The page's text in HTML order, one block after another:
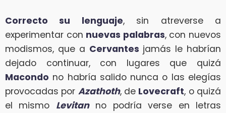
Correcto su lenguaje, sin atreverse a
experimentar con nuevas palabras, con nuevos
modismos, que a Cervantes jamás le habrían
dejado continuar, con lugares que quizá
Macondo no habría salido nunca o las elegías
provocadas por Azathoth, de Lovecraft, o quizá
el mismo Levitanno podría verse en letras